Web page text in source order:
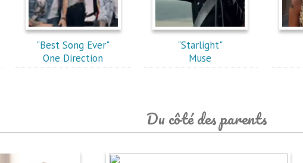
"Best Song Ever"
One Direction
"Starlight"
Muse
Du côté des parents